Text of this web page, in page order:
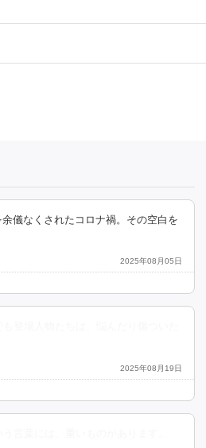
なくされたコロナ禍。その空白を
2025年08月05日
2025年08月19日